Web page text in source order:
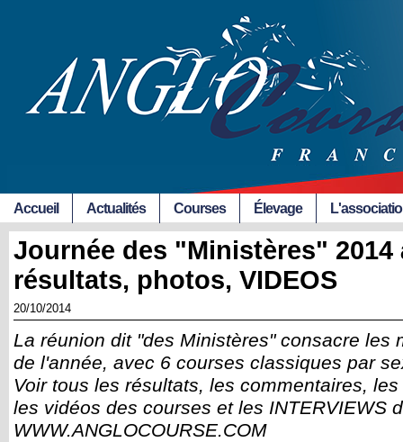
Accueil Actualités Courses Élevage
Journée des "Ministères" 2014
résultats, photos, VIDEOS
20/10/2014
La réunion dit "des Ministères" consacre les
de l'année, avec 6 courses classiques par
Voir tous les résultats, les commentaires,
les vidéos des courses et les INTERVIEWS
WWW.ANGLOCOURSE.COM